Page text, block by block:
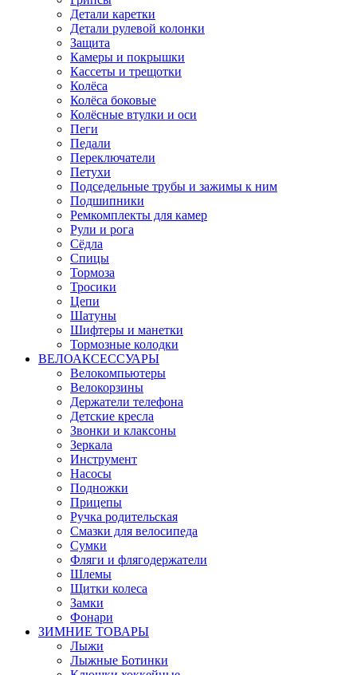
Детали каретки
Детали рулевой колонки
Защита
Камеры и покрышки
Кассеты и трещотки
Колёса
Колёса боковые
Колёсные втулки и оси
Пеги
Педали
Переключатели
Петухи
Подседельные трубы и зажимы к ним
Подшипники
Ремкомплекты для камер
Рули и рога
Сёдла
Спицы
Тормоза
Тросики
Цепи
Шатуны
Шифтеры и манетки
Тормозные колодки
ВЕЛОАКСЕССУАРЫ
Велокомпьютеры
Велокорзины
Держатели телефона
Детские кресла
Звонки и клаксоны
Зеркала
Инструмент
Насосы
Подножки
Прицепы
Ручка родительская
Смазки для велосипеда
Сумки
Фляги и флягодержатели
Шлемы
Щитки колеса
Замки
Фонари
ЗИМНИЕ ТОВАРЫ
Лыжи
Лыжные Ботинки